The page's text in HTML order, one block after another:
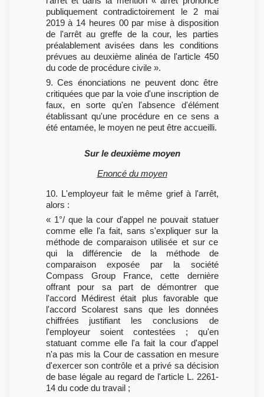
publiquement contradictoirement le 2 mai
2019 à 14 heures 00 par mise à disposition
de l'arrêt au greffe de la cour, les parties
préalablement avisées dans les conditions
prévues au deuxième alinéa de l'article 450
du code de procédure civile ».
9. Ces énonciations ne peuvent donc être
critiquées que par la voie d'une inscription de
faux, en sorte qu'en l'absence d'élément
établissant qu'une procédure en ce sens a
été entamée, le moyen ne peut être accueilli.
Sur le deuxième moyen
Enoncé du moyen
10. L'employeur fait le même grief à l'arrêt,
alors :
« 1°/ que la cour d'appel ne pouvait statuer
comme elle l'a fait, sans s'expliquer sur la
méthode de comparaison utilisée et sur ce
qui la différencie de la méthode de
comparaison exposée par la société
Compass Group France, cette dernière
offrant pour sa part de démontrer que
l'accord Médirest était plus favorable que
l'accord Scolarest sans que les données
chiffrées justifiant les conclusions de
l'employeur soient contestées ; qu'en
statuant comme elle l'a fait la cour d'appel
n'a pas mis la Cour de cassation en mesure
d'exercer son contrôle et a privé sa décision
de base légale au regard de l'article L. 2261-
14 du code du travail ;